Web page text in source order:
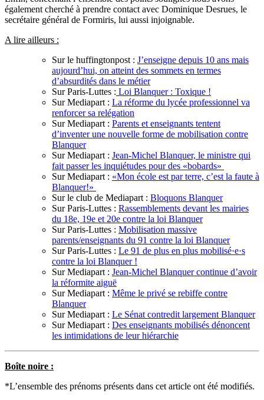
également cherché à prendre contact avec Dominique Desrues, le
secrétaire général de Formiris, lui aussi injoignable.
A lire ailleurs :
Sur le huffingtonpost : J’enseigne depuis 10 ans mais
aujourd’hui, on atteint des sommets en termes
d’absurdités dans le métier
Sur Paris-Luttes : Loi Blanquer : Toxique !
Sur Mediapart : La réforme du lycée professionnel va
renforcer sa relégation
Sur Mediapart : Parents et enseignants tentent
d’inventer une nouvelle forme de mobilisation contre
Blanquer
Sur Mediapart : Jean-Michel Blanquer, le ministre qui
fait passer les inquiétudes pour des «bobards»
Sur Mediapart : «Mon école est par terre, c’est la faute à
Blanquer!»
Sur le club de Mediapart : Bloquons Blanquer
Sur Paris-Luttes : Rassemblements devant les mairies
du 18e, 19e et 20e contre la loi Blanquer
Sur Paris-Luttes : Mobilisation massive
parents/enseignants du 91 contre la loi Blanquer
Sur Paris-Luttes : Le 91 de plus en plus mobilisé·e·s
contre la loi Blanquer !
Sur Mediapart : Jean-Michel Blanquer continue d’avoir
la réformite aiguë
Sur Mediapart : Même le privé se rebiffe contre
Blanquer
Sur Mediapart : Le Sénat contredit largement Blanquer
Sur Mediapart : Des enseignants mobilisés dénoncent
les intimidations de leur hiérarchie
Boîte noire :
*L’ensemble des prénoms présents dans cet article ont été modifiés.